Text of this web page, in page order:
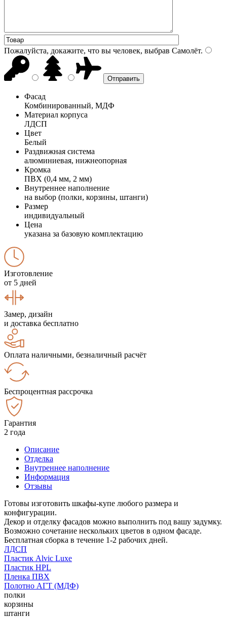
Пожалуйста, докажите, что вы человек, выбрав Самолёт.
Фасад
Комбинированный, МДФ
Материал корпуса
ЛДСП
Цвет
Белый
Раздвижная система
алюминиевая, нижнеопорная
Кромка
ПВХ (0,4 мм, 2 мм)
Внутреннее наполнение
на выбор (полки, корзины, штанги)
Размер
индивидуальный
Цена
указана за базовую комплектацию
Изготовление
от 5 дней
Замер, дизайн
и доставка бесплатно
Оплата наличными, безналичный расчёт
Беспроцентная рассрочка
Гарантия
2 года
Описание
Отделка
Внутреннее наполнение
Информация
Отзывы
Готовы изготовить шкафы-купе любого размера и
конфигурации.
Декор и отделку фасадов можно выполнить под вашу задумку.
Возможно сочетание нескольких цветов в одном фасаде.
Бесплатная сборка в течение 1-2 рабочих дней.
ЛДСП
Пластик Alvic Luxe
Пластик HPL
Пленка ПВХ
Полотно АГТ (МДФ)
полки
корзины
штанги